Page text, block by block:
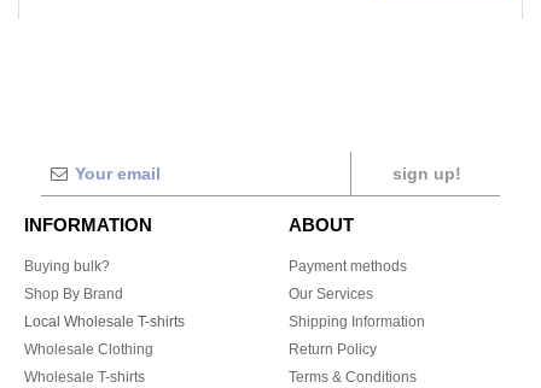
sign up!
INFORMATION
Buying bulk?
Shop By Brand
Local Wholesale T-shirts
Wholesale Clothing
Wholesale T-shirts
ABOUT
Payment methods
Our Services
Shipping Information
Return Policy
Terms & Conditions